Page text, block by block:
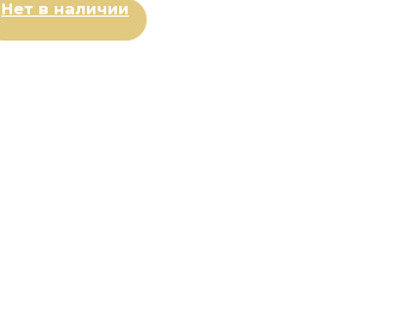
Нет в наличии